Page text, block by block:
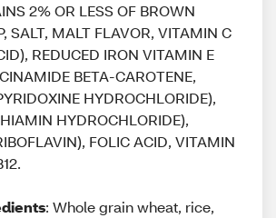
2% OR LESS OF BROWN
SALT, MALT FLAVOR, VITAMIN C
REDUCED IRON VITAMIN E
BETA-CAROTENE,
HYDROCHLORIDE),
HYDROCHLORIDE),
FOLIC ACID, VITAMIN
: Whole grain wheat, rice,